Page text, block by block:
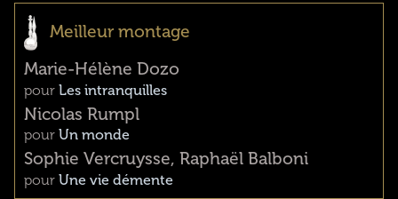
Meilleur montage
Marie-Hélène Dozo
pour Les intranquilles
Nicolas Rumpl
pour Un monde
Sophie Vercruysse, Raphaël Balboni
pour Une vie démente